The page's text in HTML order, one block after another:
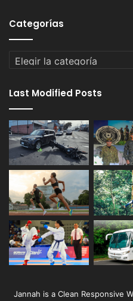
Categorías
Categorías
Last Modified Posts
Jannah is a Clean Responsive